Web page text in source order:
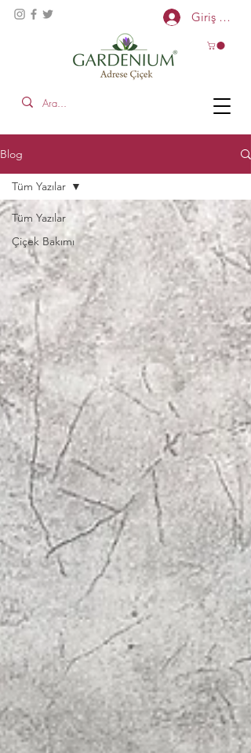
Giriş Yap
Blog
Tüm Yazılar
Çiçek Bakımı
Tüm Yazılar